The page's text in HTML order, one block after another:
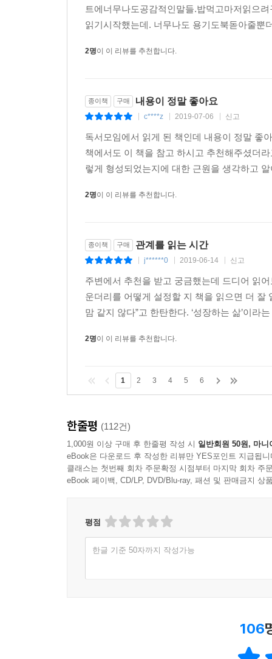
트에너무나도공감적인말들.밥먹고마저읽으
읽기시작했는데. 너무나도 용기도북돋아줄뿐
2명이 이 리뷰를 추천합니다.
종이책 구매 내용이 정말 좋아요
c****z 2019-07-06 신고
독서모임에서 읽게 된 책인데 내용이 정말 좋
책에서도 이 책을 참고 하시고 추천해주셨더
렇게 형성되었는지에 대한 근원을 생각하고
2명이 이 리뷰를 추천합니다.
종이책 구매 관계를 읽는 시간
j******0 2019-06-14 신고
주변에서 추천을 받고 궁금했는데 드디어 읽
운더리를 어떻게 설정할 지 책을 읽으면 더 잘
맘 같지 않다”고 한탄한다. ‘성장하는 삶’이
2명이 이 리뷰를 추천합니다.
1 2 3 4 5 6
한줄평 (112건)
1,000원 이상 구매 후 한줄평 작성 시 일반회원 50원, 마니
eBook은 다운로드 후 작성한 리뷰만 YES포인트 지급됩니
클래스는 첫번째 회차 주문확정 시점부터 마지막 회차 주
eBook 페이백, CD/LP, DVD/Blu-ray, 패션 및 판매금지 상
평점
한글 기준 50자까지 작성가능
106